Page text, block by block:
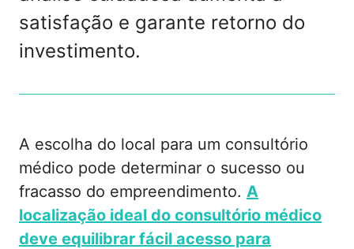
satisfação e garante retorno do
investimento.
A escolha do local para um consultório
médico pode determinar o sucesso ou
fracasso do empreendimento. A
localização ideal do consultório médico
deve equilibrar fácil acesso para